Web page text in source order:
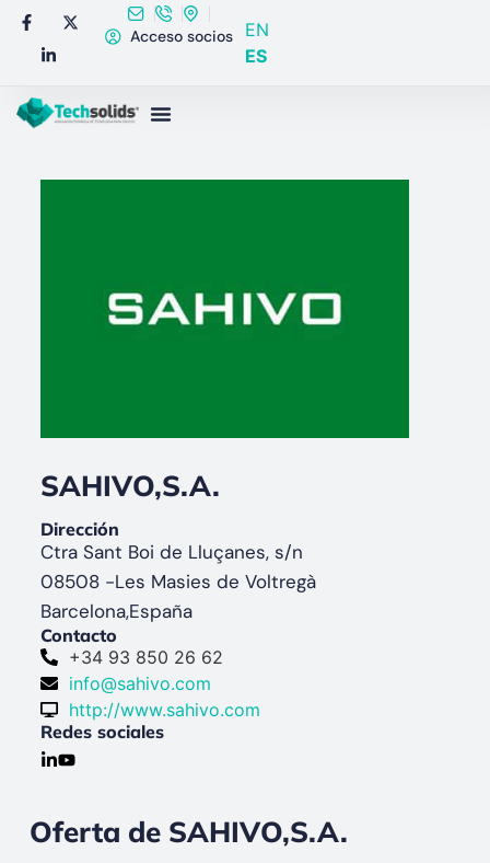
Acceso socios
EN
ES
SAHIVO,S.A.
Dirección
Ctra Sant Boi de Lluçanes, s/n
08508 -Les Masies de Voltregà
Barcelona,España
Contacto
+34 93 850 26 62
info@sahivo.com
http://www.sahivo.com
Redes sociales
Oferta de SAHIVO,S.A.